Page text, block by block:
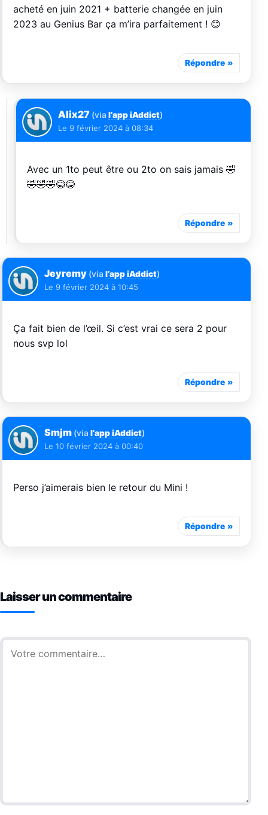
acheté en juin 2021 + batterie changée en juin
2023 au Genius Bar ça m’ira parfaitement ! 😊
Répondre
Alix27 (via l’app iAddict)
Le 9 février 2024 à 08:34
Avec un 1to peut être ou 2to on sais jamais 🤣
🤣🤣🤣😂😂
Répondre
Jeyremy (via l’app iAddict)
Le 9 février 2024 à 10:45
Ça fait bien de l’œil. Si c’est vrai ce sera 2 pour
nous svp lol
Répondre
Smjm (via l’app iAddict)
Le 10 février 2024 à 00:40
Perso j’aimerais bien le retour du Mini !
Répondre
Laisser un commentaire
Commentaire